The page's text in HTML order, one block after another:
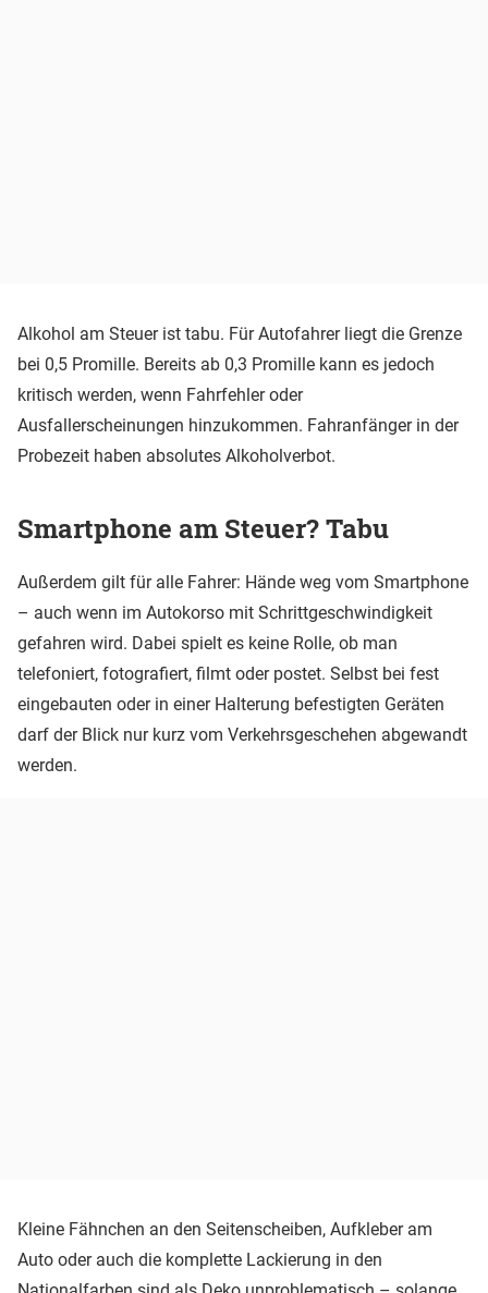
Alkohol am Steuer ist tabu. Für Autofahrer liegt die Grenze
bei 0,5 Promille. Bereits ab 0,3 Promille kann es jedoch
kritisch werden, wenn Fahrfehler oder
Ausfallerscheinungen hinzukommen. Fahranfänger in der
Probezeit haben absolutes Alkoholverbot.
Smartphone am Steuer? Tabu
Außerdem gilt für alle Fahrer: Hände weg vom Smartphone
– auch wenn im Autokorso mit Schrittgeschwindigkeit
gefahren wird. Dabei spielt es keine Rolle, ob man
telefoniert, fotografiert, filmt oder postet. Selbst bei fest
eingebauten oder in einer Halterung befestigten Geräten
darf der Blick nur kurz vom Verkehrsgeschehen abgewandt
werden.
Kleine Fähnchen an den Seitenscheiben, Aufkleber am
Auto oder auch die komplette Lackierung in den